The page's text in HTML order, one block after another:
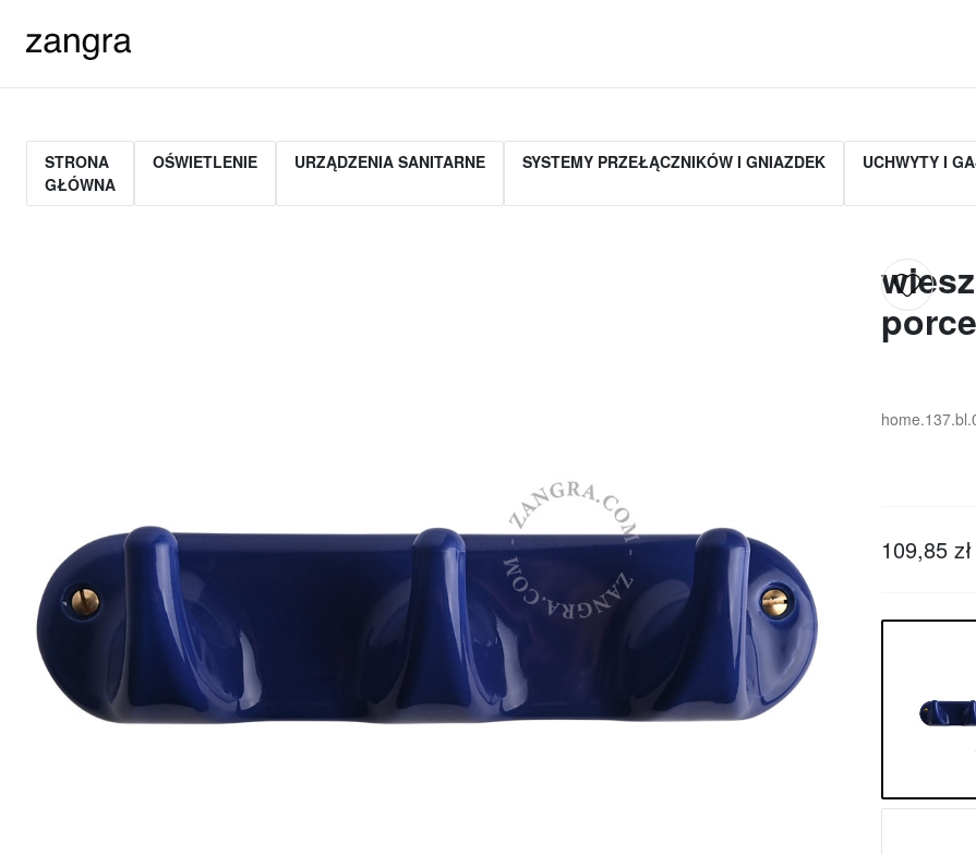
STRONA
GŁÓWNA
OŚWIETLENIE URZĄDZENIA SANITARNE SYSTEMY PRZEŁĄCZNIKÓW I GNIAZDEK UCHWYTY I
109,85 zł